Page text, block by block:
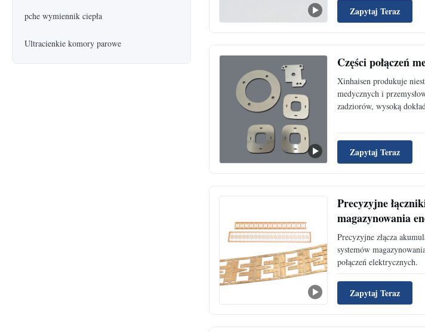
pche wymiennik ciepła
Ultracienkie komory parowe
Zapytaj Teraz
Części połączeń
Xinhaisen produkuje
medycznych i
zadziorów, wysoką
Zapytaj Teraz
Precyzyjne
magazynowania
Precyzyjne złącza
systemów
połączeń elektrycznych.
Zapytaj Teraz